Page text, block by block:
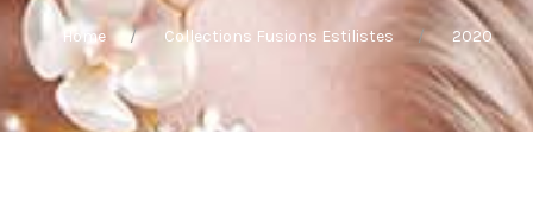
Home Collections Fusions Estilistes 2020